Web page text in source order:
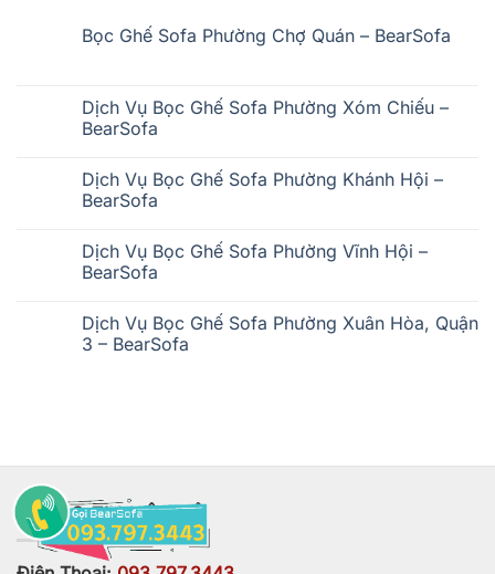
Bọc Ghế Sofa Phường Chợ Quán – BearSofa
luận
ở
Bọc
Phường
Chợ
Quán
Dịch Vụ Bọc Ghế Sofa Phường Xóm Chiếu –
BearSofa
bình
luận
ở
Bọc
Ghế
Sofa
Chiếu
–
BearSofa
Dịch Vụ Bọc Ghế Sofa Phường Khánh Hội –
BearSofa
bình
luận
ở
Bọc
Ghế
Sofa
Dịch Vụ Bọc Ghế Sofa Phường Vĩnh Hội –
BearSofa
bình
luận
ở
Hội
BearSofa
Dịch Vụ Bọc Ghế Sofa Phường Xuân Hòa, Quận
3 – BearSofa
Bọc
Phường
Xuân
Hòa,
Quận
3
THÔNG TIN LIÊN HỆ